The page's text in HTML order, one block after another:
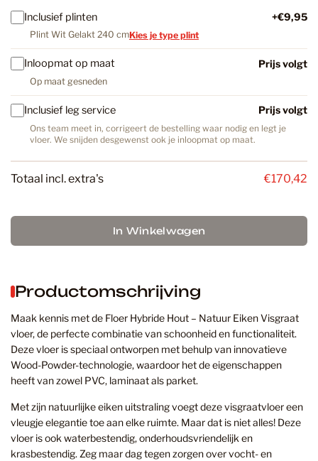
Inclusief plinten +€9,95
Plint Wit Gelakt 240 cmKies je type plint
Inloopmat op maat Prijs volgt
Op maat gesneden
Inclusief leg service Prijs volgt
Ons team meet in, corrigeert de bestelling waar nodig en legt je
vloer. We snijden desgewenst ook je inloopmat op maat.
Totaal incl. extra's €170,42
In Winkelwagen
Productomschrijving
Maak kennis met de Floer Hybride Hout – Natuur Eiken Visgraat
vloer, de perfecte combinatie van schoonheid en functionaliteit.
Deze vloer is speciaal ontworpen met behulp van innovatieve
Wood-Powder-technologie, waardoor het de eigenschappen
heeft van zowel PVC, laminaat als parket.
Met zijn natuurlijke eiken uitstraling voegt deze visgraatvloer een
vleugje elegantie toe aan elke ruimte. Maar dat is niet alles! Deze
vloer is ook waterbestendig, onderhoudsvriendelijk en
krasbestendig. Zeg maar dag tegen zorgen over vocht- en